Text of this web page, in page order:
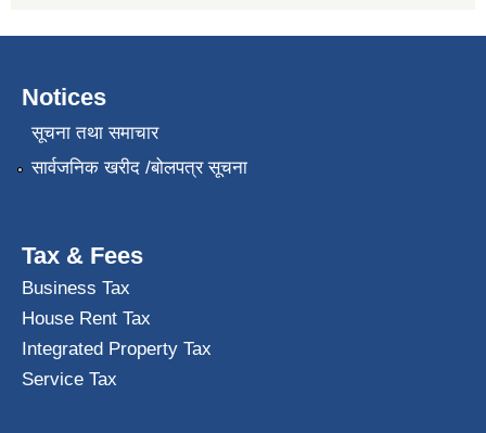
Notices
सूचना तथा समाचार
सार्वजनिक खरीद /बोलपत्र सूचना
Tax & Fees
Business Tax
House Rent Tax
Integrated Property Tax
Service Tax